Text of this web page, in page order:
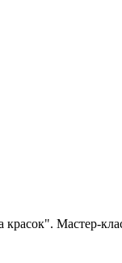
Мастер-